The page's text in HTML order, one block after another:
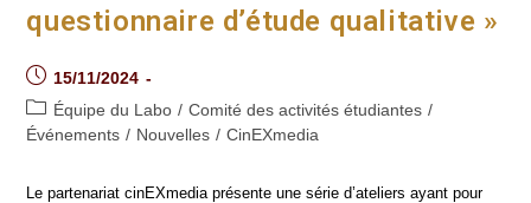
questionnaire d’étude qualitative »
Post
published:
15/11/2024
Post
category:
Équipe du Labo / Comité des activités étudiantes /
Événements / Nouvelles / CinEXmedia
Le partenariat cinEXmedia présente une série d’ateliers ayant pour